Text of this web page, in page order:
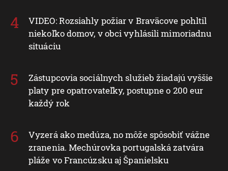
VIDEO: Rozsiahly požiar v Braväcove pohltil
niekoľko domov, v obci vyhlásili mimoriadnu
situáciu
Zástupcovia sociálnych služieb žiadajú vyššie
platy pre opatrovateľky, postupne o 200 eur
každý rok
Vyzerá ako medúza, no môže spôsobiť vážne
zranenia. Mechúrovka portugalská zatvára
pláže vo Francúzsku aj Španielsku